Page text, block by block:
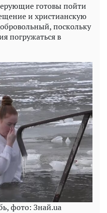
готовы пойти
и христианскую
поскольку
погружаться в
фото: Знай.ua